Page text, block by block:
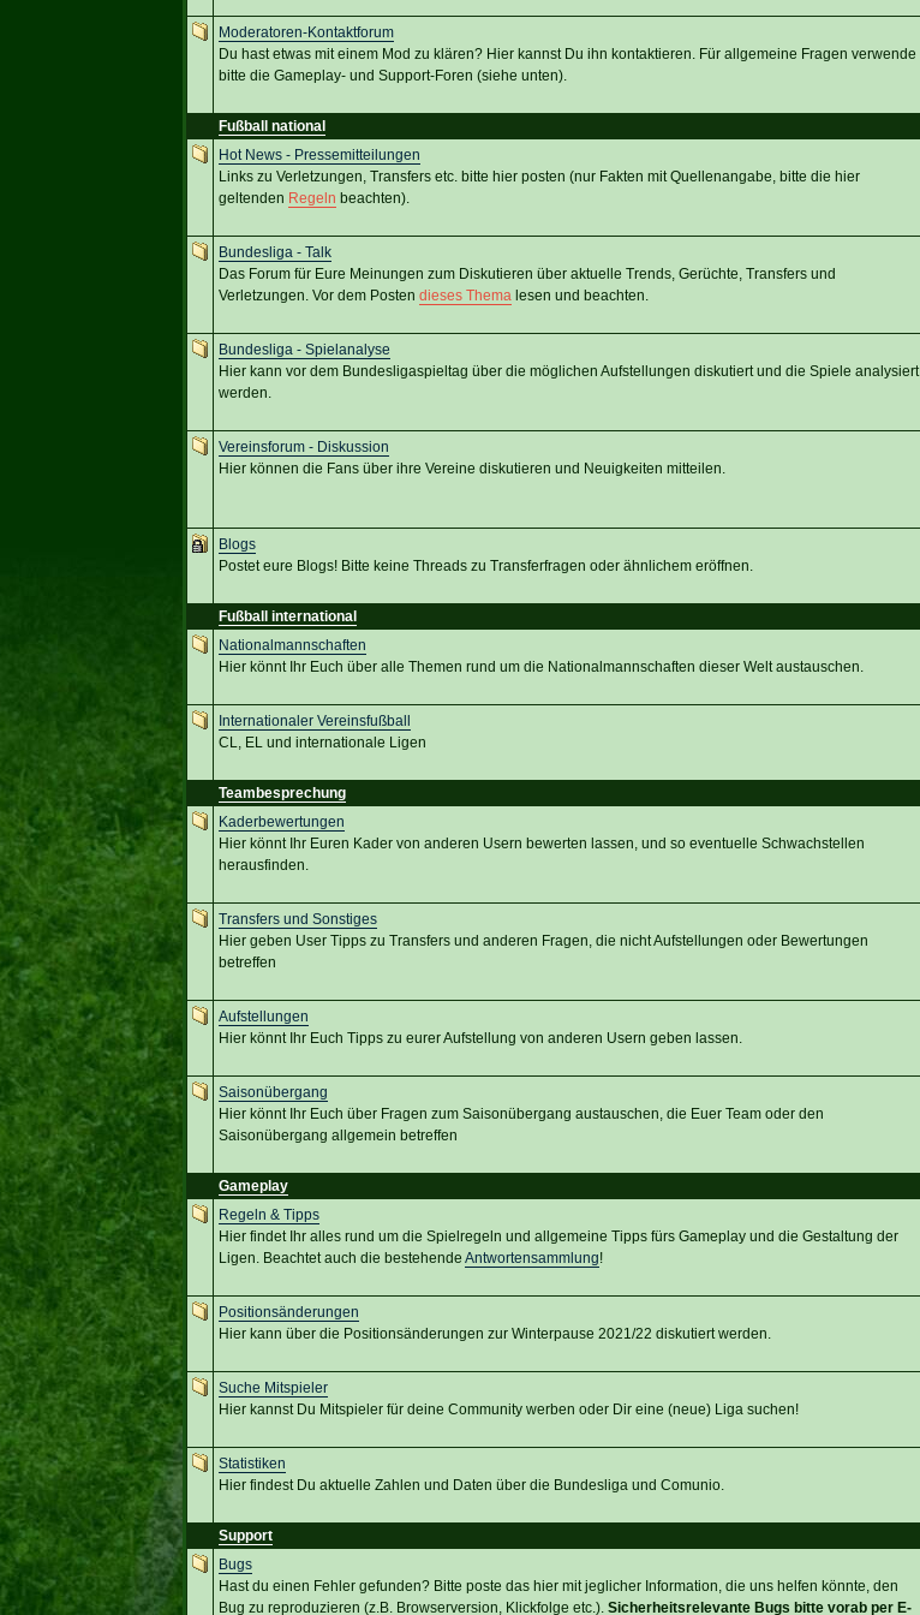
Moderatoren-Kontaktforum
Du hast etwas mit einem Mod zu klären? Hier kannst Du ihn kontaktieren. Für allgemeine Fragen verwende
bitte die Gameplay- und Support-Foren (siehe unten).
Fußball national
Hot News - Pressemitteilungen
Links zu Verletzungen, Transfers etc. bitte hier posten (nur Fakten mit Quellenangabe, bitte die hier
geltenden Regeln beachten).
Bundesliga - Talk
Das Forum für Eure Meinungen zum Diskutieren über aktuelle Trends, Gerüchte, Transfers und
Verletzungen. Vor dem Posten dieses Themalesen und beachten.
Bundesliga - Spielanalyse
Hier kann vor dem Bundesligaspieltag über die möglichen Aufstellungen diskutiert und die Spiele analysiert
werden.
Vereinsforum - Diskussion
Hier können die Fans über ihre Vereine diskutieren und Neuigkeiten mitteilen.
Blogs
Postet eure Blogs! Bitte keine Threads zu Transferfragen oder ähnlichem eröffnen.
Fußball international
Nationalmannschaften
Hier könnt Ihr Euch über alle Themen rund um die Nationalmannschaften dieser Welt austauschen.
Internationaler Vereinsfußball
CL, EL und internationale Ligen
Teambesprechung
Kaderbewertungen
Hier könnt Ihr Euren Kader von anderen Usern bewerten lassen, und so eventuelle Schwachstellen
herausfinden.
Transfers und Sonstiges
Hier geben User Tipps zu Transfers und anderen Fragen, die nicht Aufstellungen oder Bewertungen
betreffen
Aufstellungen
Hier könnt Ihr Euch Tipps zu eurer Aufstellung von anderen Usern geben lassen.
Saisonübergang
Hier könnt Ihr Euch über Fragen zum Saisonübergang austauschen, die Euer Team oder den
Saisonübergang allgemein betreffen
Gameplay
Regeln & Tipps
Hier findet Ihr alles rund um die Spielregeln und allgemeine Tipps fürs Gameplay und die Gestaltung der
Ligen. Beachtet auch die bestehende Antwortensammlung!
Positionsänderungen
Hier kann über die Positionsänderungen zur Winterpause 2021/22 diskutiert werden.
Suche Mitspieler
Hier kannst Du Mitspieler für deine Community werben oder Dir eine (neue) Liga suchen!
Statistiken
Hier findest Du aktuelle Zahlen und Daten über die Bundesliga und Comunio.
Support
Bugs
Hast du einen Fehler gefunden? Bitte poste das hier mit jeglicher Information, die uns helfen könnte, den
Bug zu reproduzieren (z.B. Browserversion, Klickfolge etc.). Sicherheitsrelevante Bugs bitte vorab per E-